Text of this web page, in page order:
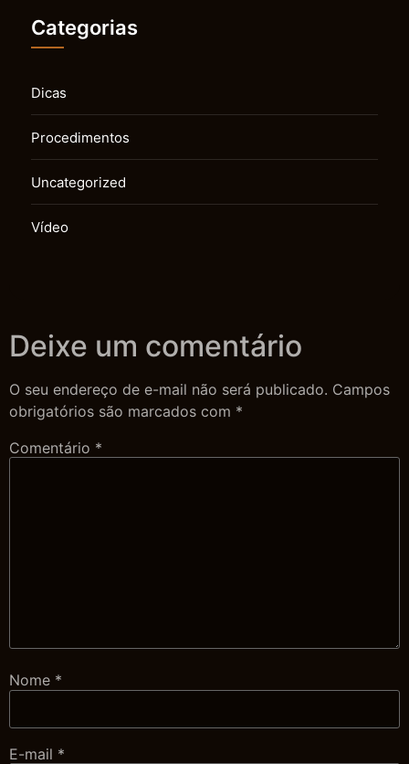
Categorias
Dicas
Procedimentos
Uncategorized
Vídeo
Deixe um comentário
O seu endereço de e-mail não será publicado. Campos
obrigatórios são marcados com *
Comentário *
Nome *
E-mail *